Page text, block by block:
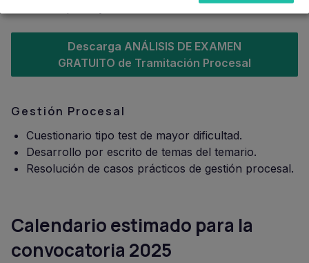
transcripción y edición de documentos.
Descarga ANÁLISIS DE EXAMEN
GRATUITO de Tramitación Procesal
Gestión Procesal
Cuestionario tipo test de mayor dificultad.
Desarrollo por escrito de temas del temario.
Resolución de casos prácticos de gestión procesal.
Calendario estimado para la
convocatoria 2025